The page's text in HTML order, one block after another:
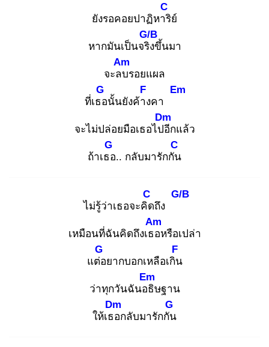
ยังรอคอยปาฏิหาริ
C
ย์
หากมันเป็นจริง
G/B
ขึ้นมา
จะลบ
Am
รอยแผล
ที่เธอ
G
นั้นยังค้าง
F
คา
Em
จะไม่ปล่อยมือเธอไปอี
Dm
กแล้ว
ถ้าเธอ
G
.. กลับมารักกัน
C
ไม่รู้ว่าเธอจะคิด
C
ถึง
G/B
เหมือนที่ฉันคิดถึงเธอ
Am
หรือเปล่า
แต่อ
G
ยากบอกเหลือเกิน
F
ว่าทุกวันฉันอธิ
Em
ษฐาน
ให้เธอ
Dm
กลับมารักกัน
G